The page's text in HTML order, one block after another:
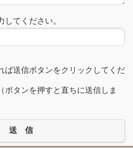
てください。
ば送信ボタンをクリックしてくだ
ボタンを押すと直ちに送信しま
送 信